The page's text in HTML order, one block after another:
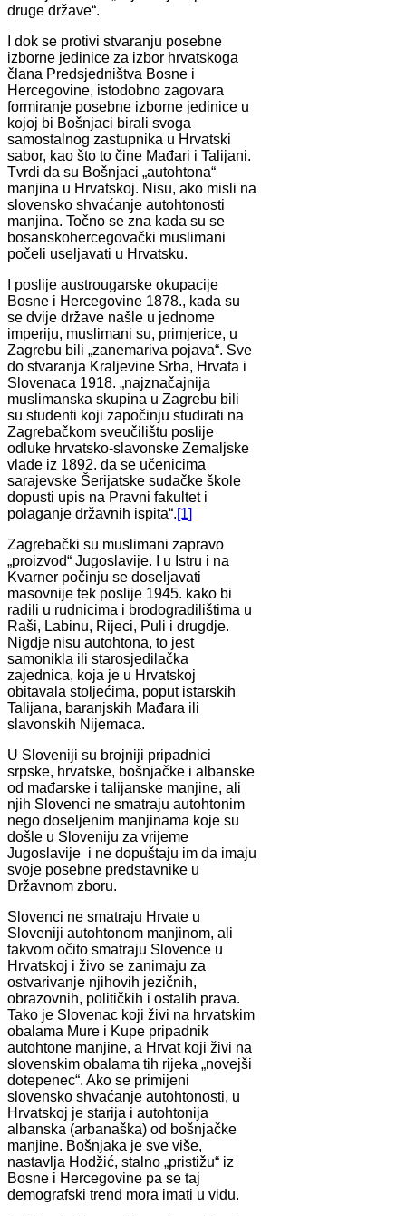
druge države“.
I dok se protivi stvaranju posebne
izborne jedinice za izbor hrvatskoga
člana Predsjedništva Bosne i
Hercegovine, istodobno zagovara
formiranje posebne izborne jedinice u
kojoj bi Bošnjaci birali svoga
samostalnog zastupnika u Hrvatski
sabor, kao što to čine Mađari i Talijani.
Tvrdi da su Bošnjaci „autohtona“
manjina u Hrvatskoj. Nisu, ako misli na
slovensko shvaćanje autohtonosti
manjina. Točno se zna kada su se
bosanskohercegovački muslimani
počeli useljavati u Hrvatsku.
I poslije austrougarske okupacije
Bosne i Hercegovine 1878., kada su
se dvije države našle u jednome
imperiju, muslimani su, primjerice, u
Zagrebu bili „zanemariva pojava“. Sve
do stvaranja Kraljevine Srba, Hrvata i
Slovenaca 1918. „najznačajnija
muslimanska skupina u Zagrebu bili
su studenti koji započinju studirati na
Zagrebačkom sveučilištu poslije
odluke hrvatsko-slavonske Zemaljske
vlade iz 1892. da se učenicima
sarajevske Šerijatske sudačke škole
dopusti upis na Pravni fakultet i
polaganje državnih ispita“.[1]
Zagrebački su muslimani zapravo
„proizvod“ Jugoslavije. I u Istru i na
Kvarner počinju se doseljavati
masovnije tek poslije 1945. kako bi
radili u rudnicima i brodogradilištima u
Raši, Labinu, Rijeci, Puli i drugdje.
Nigdje nisu autohtona, to jest
samonikla ili starosjedilačka
zajednica, koja je u Hrvatskoj
obitavala stoljećima, poput istarskih
Talijana, baranjskih Mađara ili
slavonskih Nijemaca.
U Sloveniji su brojniji pripadnici
srpske, hrvatske, bošnjačke i albanske
od mađarske i talijanske manjine, ali
njih Slovenci ne smatraju autohtonim
nego doseljenim manjinama koje su
došle u Sloveniju za vrijeme
Jugoslavije i ne dopuštaju im da imaju
svoje posebne predstavnike u
Državnom zboru.
Slovenci ne smatraju Hrvate u
Sloveniji autohtonom manjinom, ali
takvom očito smatraju Slovence u
Hrvatskoj i živo se zanimaju za
ostvarivanje njihovih jezičnih,
obrazovnih, političkih i ostalih prava.
Tako je Slovenac koji živi na hrvatskim
obalama Mure i Kupe pripadnik
autohtone manjine, a Hrvat koji živi na
slovenskim obalama tih rijeka „novejši
dotepenec“. Ako se primijeni
slovensko shvaćanje autohtonosti, u
Hrvatskoj je starija i autohtonija
albanska (arbanaška) od bošnjačke
manjine. Bošnjaka je sve više,
nastavlja Hodžić, stalno „pristižu“ iz
Bosne i Hercegovine pa se taj
demografski trend mora imati u vidu.